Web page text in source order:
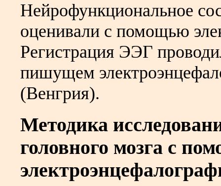
Нейрофункциональное
оценивали с помощью
Регистрация ЭЭГ
пишущем
(Венгрия).
Методика
головного мозга с